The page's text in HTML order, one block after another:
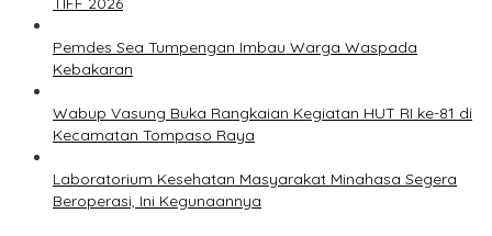
Pemdes Sea Tumpengan Imbau Warga Waspada
Kebakaran
Wabup Vasung Buka Rangkaian Kegiatan HUT RI ke-81 di
Kecamatan Tompaso Raya
Laboratorium Kesehatan Masyarakat Minahasa Segera
Beroperasi, Ini Kegunaannya